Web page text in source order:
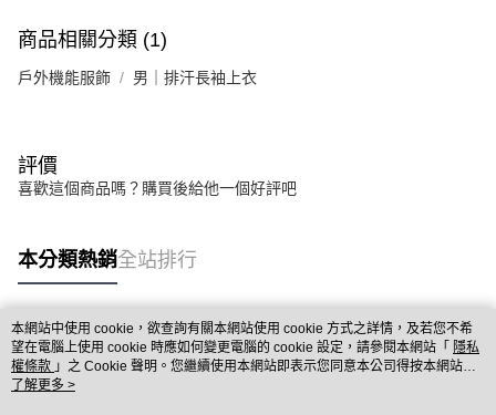
商品相關分類 (1)
戶外機能服飾 男｜排汗長袖上衣
評價
喜歡這個商品嗎？購買後給他一個好評吧
本分類熱銷全站排行
熱門標籤
本網站中使用 cookie，欲查詢有關本網站使用 cookie 方式之詳情，及若您不希
望在電腦上使用 cookie 時應如何變更電腦的 cookie 設定，請參閱本網站「 隱私
權條款 」之 Cookie 聲明。您繼續使用本網站即表示您同意本公司得按本網站使
用條款之 Cookie 聲明使用 cookie。
了解更多 >